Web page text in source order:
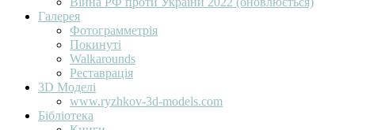
Галерея
Фотограмметрія
Покинуті
Walkarounds
Реставрація
3D Моделі
www.ryzhkov-3d-models.com
Бібліотека